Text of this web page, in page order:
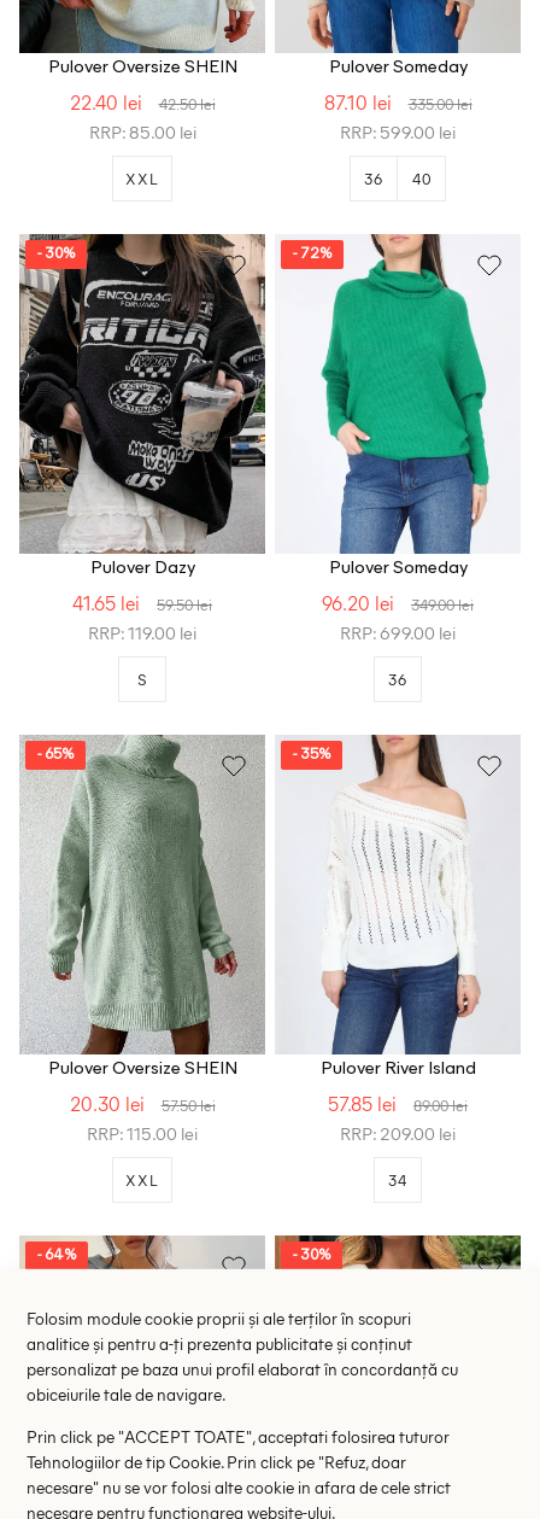
Pulover Oversize SHEIN
22.40 lei 42.50 lei
RRP: 85.00 lei
XXL
Pulover Someday
87.10 lei 335.00 lei
RRP: 599.00 lei
36 40
- 30%
Pulover Dazy
41.65 lei 59.50 lei
RRP: 119.00 lei
S
- 72%
Pulover Someday
96.20 lei 349.00 lei
RRP: 699.00 lei
36
- 65%
Pulover Oversize SHEIN
20.30 lei 57.50 lei
RRP: 115.00 lei
XXL
- 35%
Pulover River Island
57.85 lei 89.00 lei
RRP: 209.00 lei
34
- 64% - 30%
Folosim module cookie proprii și ale terților în scopuri
analitice și pentru a-ți prezenta publicitate și conținut
personalizat pe baza unui profil elaborat în concordanță cu
obiceiurile tale de navigare.
Prin click pe "ACCEPT TOATE", acceptati folosirea tuturor
Tehnologiilor de tip Cookie. Prin click pe "Refuz, doar
necesare" nu se vor folosi alte cookie in afara de cele strict
necesare pentru functionarea website-ului.